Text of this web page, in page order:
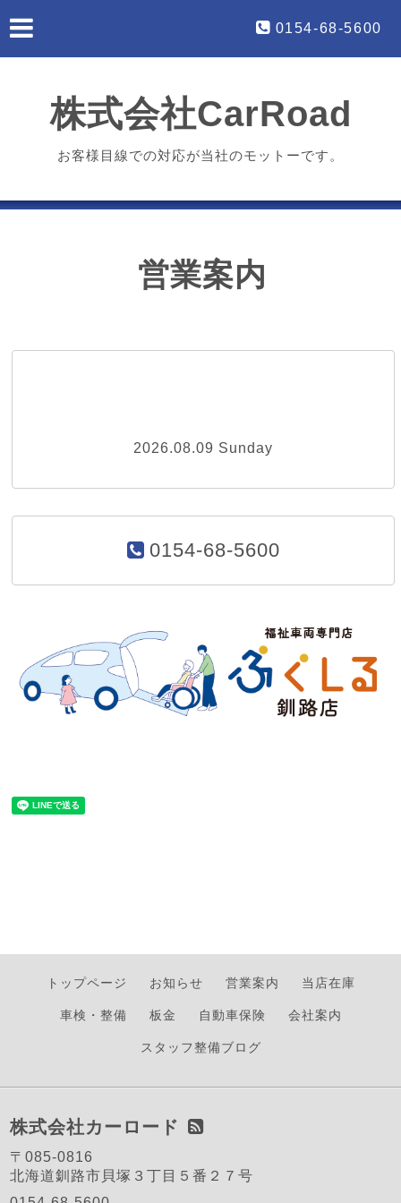
0154-68-5600
株式会社CarRoad
お客様目線での対応が当社のモットーです。
営業案内
2026.08.09 Sunday
0154-68-5600
トップページ お知らせ 営業案内 当店在庫
車検・整備 板金 自動車保険 会社案内
スタッフ整備ブログ
株式会社カーロード
〒085-0816
北海道釧路市貝塚３丁目５番２７号